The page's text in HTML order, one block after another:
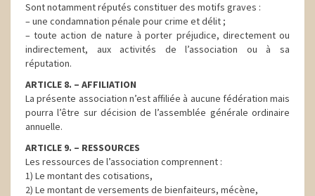
Sont notamment réputés constituer des motifs graves :
– une condamnation pénale pour crime et délit ;
– toute action de nature à porter préjudice, directement ou
indirectement, aux activités de l’association ou à sa
réputation.
ARTICLE 8. – AFFILIATION
La présente association n’est affiliée à aucune fédération mais
pourra l’être sur décision de l’assemblée générale ordinaire
annuelle.
ARTICLE 9. – RESSOURCES
Les ressources de l’association comprennent :
1) Le montant des cotisations,
2) Le montant de versements de bienfaiteurs, mécène,